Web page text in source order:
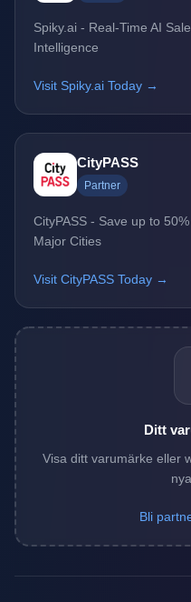
Spiky.ai - Real-Time AI
Intelligence
Visit Spiky.ai Today →
CityPASS
Partner
CityPASS - Save up to
Major Cities
Visit CityPASS Today →
Ditt
Visa ditt varumärke eller
Bli